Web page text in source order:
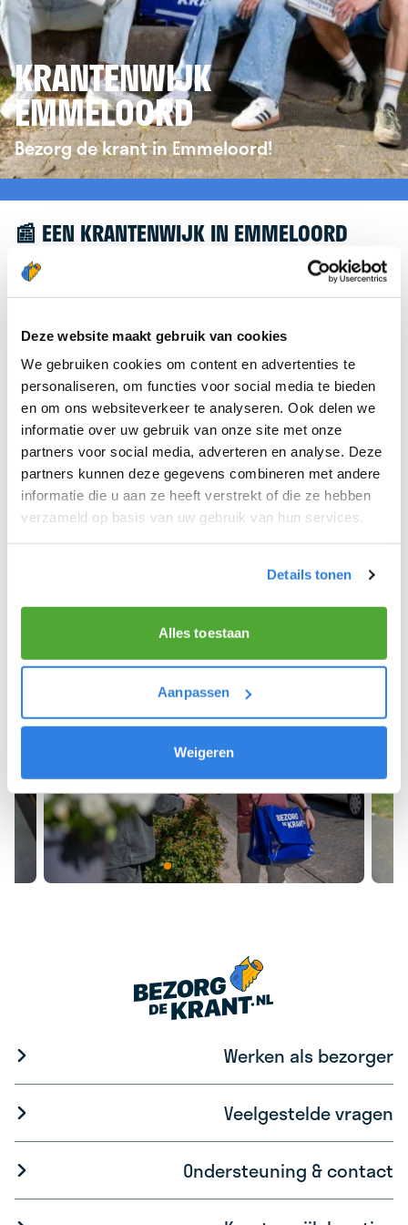
Deze website maakt gebruik van cookies
We gebruiken cookies om content en advertenties te
personaliseren, om functies voor social media te bieden
en om ons websiteverkeer te analyseren. Ook delen we
informatie over uw gebruik van onze site met onze
partners voor social media, adverteren en analyse. Deze
partners kunnen deze gegevens combineren met andere
informatie die u aan ze heeft verstrekt of die ze hebben
verzameld op basis van uw gebruik van hun services.
Details tonen
Alles toestaan
Aanpassen
Weigeren
KRANTENWIJK
EMMELOORD
Bezorg de krant in Emmeloord!
📰 EEN KRANTENWIJK IN EMMELOORD
Leuk dat je geïnteresseerd bent in een
krantenwijk in Emmeloord! Om je verder te helpen,
krantenbezorgen.nl. Daar kun je je eenvoudig
aanmelden om de krant te bezorgen in
Emmeloord.
We hopen dat je snel aan de slag kunt en wensen
je veel succes! 🚴‍♂️💨
Werken als bezorger
Veelgestelde vragen
Ondersteuning & contact